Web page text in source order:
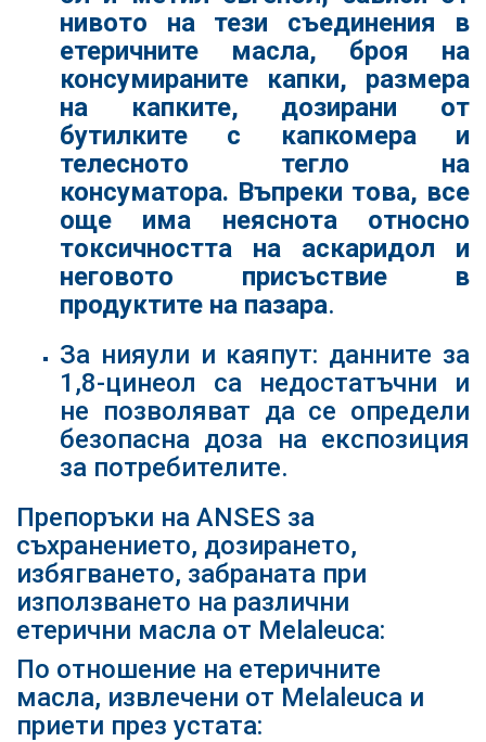
нивото на тези съединения в
етеричните масла, броя на
консумираните капки, размера
на капките, дозирани от
бутилките с капкомера и
телесното тегло на
консуматора. Въпреки това, все
още има неяснота относно
токсичността на аскаридол и
неговото присъствие в
продуктите на пазара.
За нияули и каяпут: данните за
1,8-цинеол са недостатъчни и
не позволяват да се определи
безопасна доза на експозиция
за потребителите.
Препоръки на ANSES за
съхранението, дозирането,
избягването, забраната при
използването на различни
етерични масла от Melaleuca:
По отношение на етеричните
масла, извлечени от Melaleuca и
приети през устата: